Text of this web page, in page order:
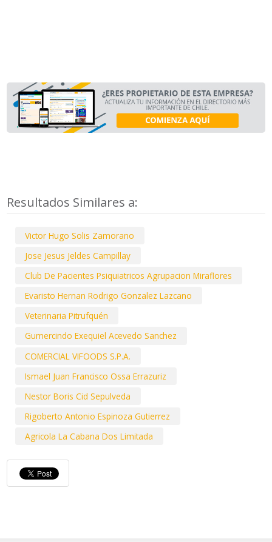
Resultados Similares a:
Victor Hugo Solis Zamorano
Jose Jesus Jeldes Campillay
Club De Pacientes Psiquiatricos Agrupacion Miraflores
Evaristo Hernan Rodrigo Gonzalez Lazcano
Veterinaria Pitrufquén
Gumercindo Exequiel Acevedo Sanchez
COMERCIAL VIFOODS S.P.A.
Ismael Juan Francisco Ossa Errazuriz
Nestor Boris Cid Sepulveda
Rigoberto Antonio Espinoza Gutierrez
Agricola La Cabana Dos Limitada